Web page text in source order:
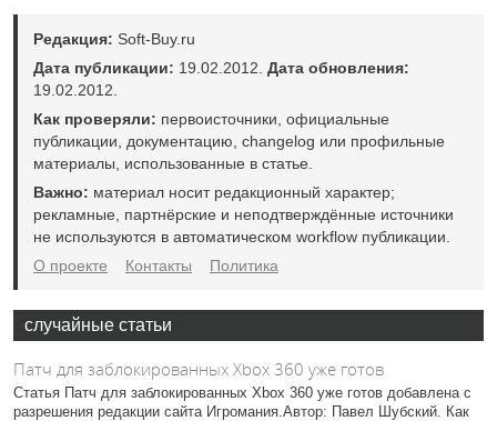
Редакция: Soft-Buy.ru
Дата публикации: 19.02.2012. Дата обновления:
19.02.2012.
Как проверяли: первоисточники, официальные
публикации, документацию, changelog или профильные
материалы, использованные в статье.
Важно: материал носит редакционный характер;
рекламные, партнёрские и неподтверждённые источники
не используются в автоматическом workflow публикации.
О проекте
Контакты Политика
случайные статьи
Патч для заблокированных Xbox 360 уже готов
Статья Патч для заблокированных Xbox 360 уже готов добавлена с
разрешения редакции сайта Игромания.Автор: Павел Шубский. Как